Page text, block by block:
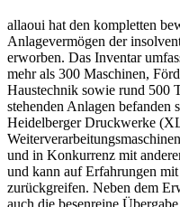
allaoui hat den kompletten
Anlagevermögen der
erworben. Das Inventar
mehr als 300 Maschinen,
Haustechnik sowie rund 500
stehenden Anlagen befanden
Heidelberger Druckwerke
und in Konkurrenz mit
und kann auf Erfahrungen
zurückgreifen. Neben dem